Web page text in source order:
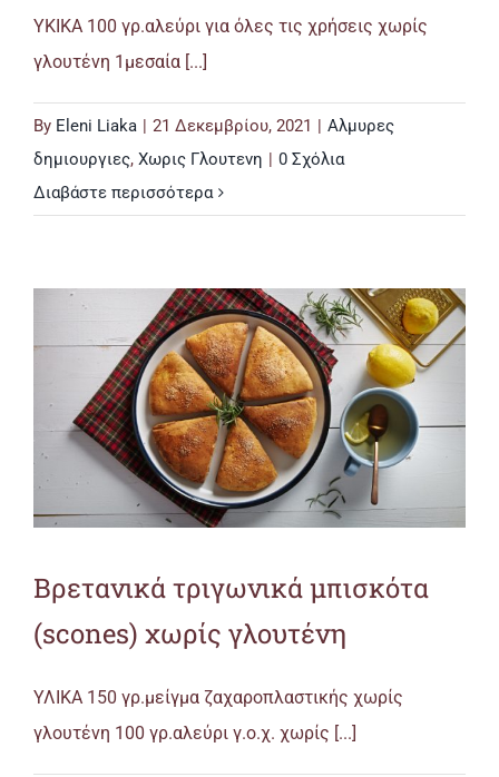
ΥΚΙΚΑ 100 γρ.αλεύρι για όλες τις χρήσεις χωρίς
γλουτένη 1μεσαία [...]
By Eleni Liaka | 21 Δεκεμβρίου, 2021 | Αλμυρες
δημιουργιες, Χωρις Γλουτενη | 0 Σχόλια
Διαβάστε περισσότερα
Βρετανικά τριγωνικά μπισκότα
(scones) χωρίς γλουτένη
ΥΛΙΚΑ 150 γρ.μείγμα ζαχαροπλαστικής χωρίς
γλουτένη 100 γρ.αλεύρι γ.ο.χ. χωρίς [...]